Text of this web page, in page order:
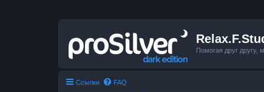
Помогая друг другу,
Ссылки FAQ